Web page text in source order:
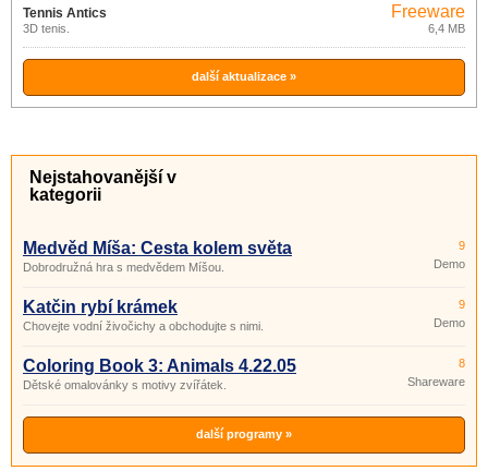
Tennis Antics
3D tenis.
Freeware
6,4 MB
další aktualizace »
Nejstahovanější v
kategorii
Medvěd Míša: Cesta kolem světa
Dobrodružná hra s medvědem Míšou.
9
Demo
Katčin rybí krámek
Chovejte vodní živočichy a obchodujte s nimi.
9
Demo
Coloring Book 3: Animals 4.22.05
Dětské omalovánky s motivy zvířátek.
8
Shareware
další programy »